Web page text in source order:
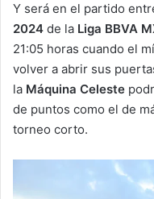
Y será en el partido
2024 de la Liga BBVA
21:05 horas cuando el
volver a abrir sus
la Máquina Celeste
de puntos como el de
torneo corto.